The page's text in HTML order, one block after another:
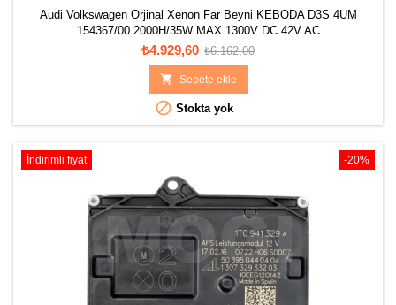
Audi Volkswagen Orjinal Xenon Far Beyni KEBODA D3S 4UM
154367/00 2000H/35W MAX 1300V DC 42V AC
Fiyat
₺4.929,60 Normal
fiyat
₺6.162,00
 Sepete ekle
 Stokta yok
-20%
İndirimli fiyat